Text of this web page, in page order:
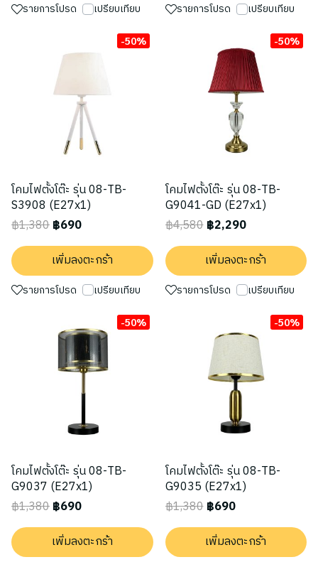
รายการโปรด เปรียบเทียบ รายการโปรด เปรียบเทียบ
-50%
โคมไฟตั้งโต๊ะ รุ่น 08-TB-
S3908 (E27x1)
฿1,380฿690
เพิ่มลงตะกร้า
รายการโปรด เปรียบเทียบ
-50%
โคมไฟตั้งโต๊ะ รุ่น 08-TB-
G9041-GD (E27x1)
฿4,580 ฿2,290
เพิ่มลงตะกร้า
รายการโปรด เปรียบเทียบ
-50%
โคมไฟตั้งโต๊ะ รุ่น 08-TB-
G9037 (E27x1)
฿1,380฿690
เพิ่มลงตะกร้า
-50%
โคมไฟตั้งโต๊ะ รุ่น 08-TB-
G9035 (E27x1)
฿1,380 ฿690
เพิ่มลงตะกร้า